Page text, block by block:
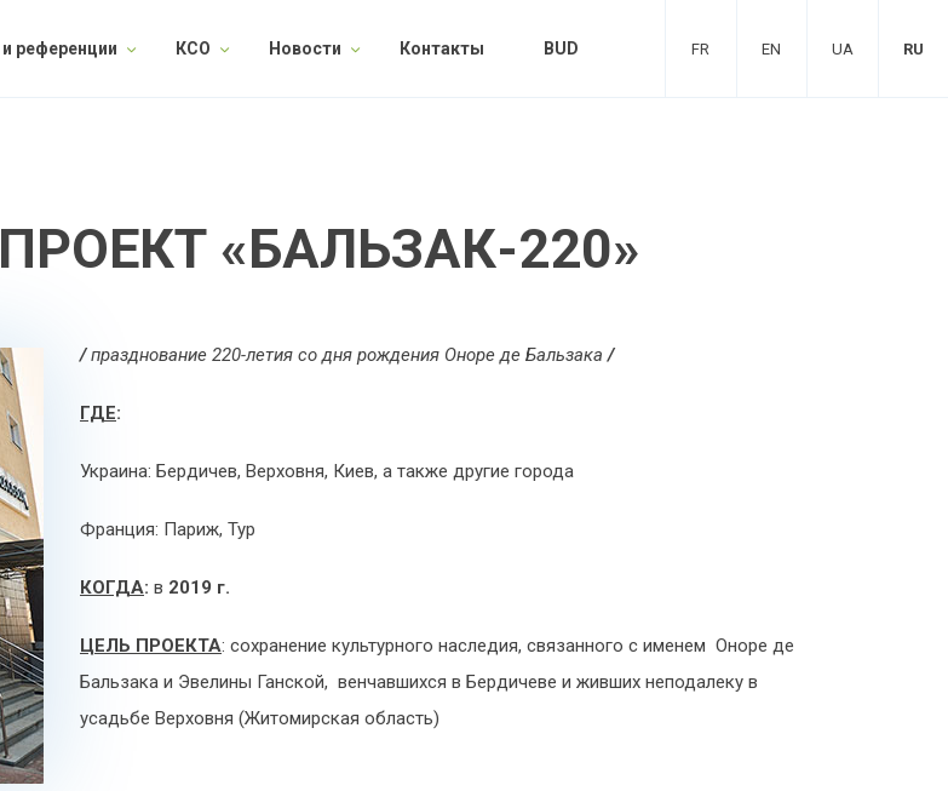
референции КСО Новости Контакты BUD FR EN UA RU
«БАЛЬЗАК-220»
/празднование 220-летия со дня рождения Оноре де Бальзака /
ГДЕ:
Украина: Бердичев, Верховня, Киев, а также другие города
Франция: Париж, Тур
КОГДА: в 2019 г.
ЦЕЛЬ ПРОЕКТА: сохранение культурного наследия, связанного с именем Оноре де
Бальзака и Эвелины Ганской, венчавшихся в Бердичеве и живших неподалеку в
усадьбе Верховня (Житомирская область)